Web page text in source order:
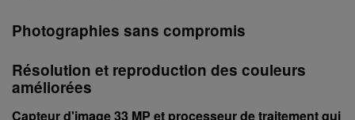
Photographies sans compromis
Résolution et reproduction des couleurs
améliorées
Capteur d'image 33 MP et processeur de traitement qui